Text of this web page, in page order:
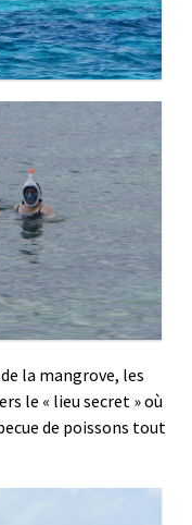
la mangrove, les
le « lieu secret » où
de poissons tout